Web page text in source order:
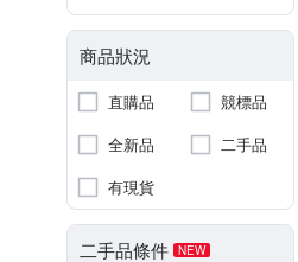
商品狀況
直購品
競標品
全新品
二手品
有現貨
二手品條件 NEW